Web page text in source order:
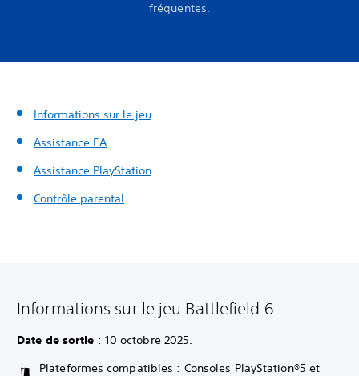
fréquentes.
Informations sur le jeu
Assistance EA
Assistance PlayStation
Contrôle parental
Informations sur le jeu Battlefield 6
Date de sortie : 10 octobre 2025.
Plateformes compatibles : Consoles PlayStation®5 et